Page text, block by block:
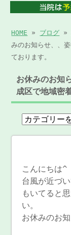
HOME » ブログ
みのお知らせ、、
ております。
お休みのお知
成区で地域密
こんにちは
台風が近づ
もいてると
い。
お休みのお